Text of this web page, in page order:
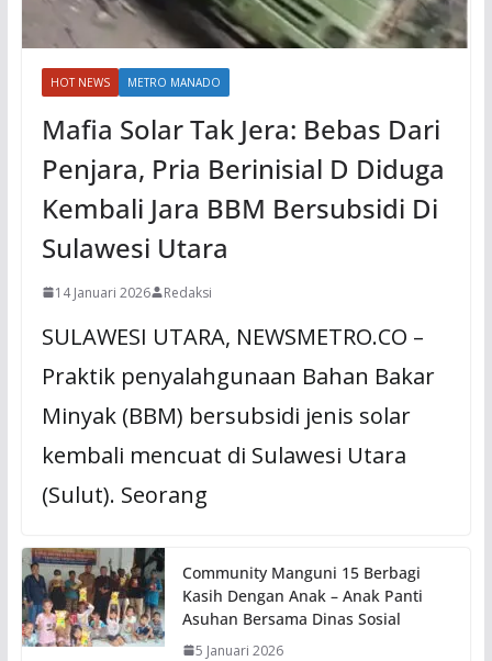
HOT NEWS METRO MANADO
Mafia Solar Tak Jera: Bebas Dari
Penjara, Pria Berinisial D Diduga
Kembali Jara BBM Bersubsidi Di
Sulawesi Utara
14 Januari 2026 Redaksi
SULAWESI UTARA, NEWSMETRO.CO –
Praktik penyalahgunaan Bahan Bakar
Minyak (BBM) bersubsidi jenis solar
kembali mencuat di Sulawesi Utara
(Sulut). Seorang
Community Manguni 15 Berbagi
Kasih Dengan Anak – Anak Panti
Asuhan Bersama Dinas Sosial
5 Januari 2026